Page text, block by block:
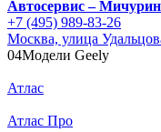
Автосервис –
+7 (495) 989-83-26
Москва, улица
04Модели Geely
Атлас
Атлас Про